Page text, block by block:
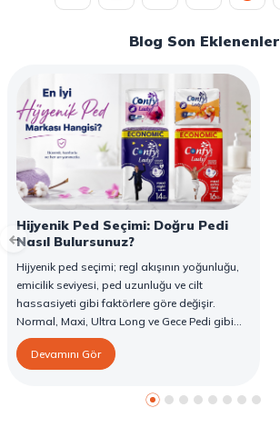
Blog Son Eklenenler
Hijyenik Ped Seçimi: Doğru Pedi
Nasıl Bulursunuz?
Hijyenik ped seçimi; regl akışının yoğunluğu,
emicilik seviyesi, ped uzunluğu ve cilt
hassasiyeti gibi faktörlere göre değişir.
Normal, Maxi, Ultra Long ve Gece Pedi gibi
farklı seçenekler, farklı ihtiyaçlara yönelik
koruma sunar. Doğru ped seçimi gün boyu
rehberde hijyenik ped çeşitleri, seçim kriterleri
Devamını Gör